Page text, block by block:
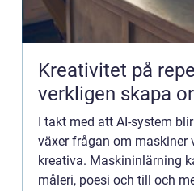
Kreativitet på
verkligen skapa
I takt med att AI-system
växer frågan om maskiner
kreativa. Maskininlärning
måleri, poesi och till och